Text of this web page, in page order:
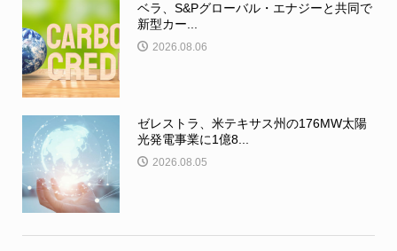
ベラ、S&Pグローバル・エナジーと共同で
新型カー...
2026.08.06
ゼレストラ、米テキサス州の176MW太陽
光発電事業に1億8...
2026.08.05